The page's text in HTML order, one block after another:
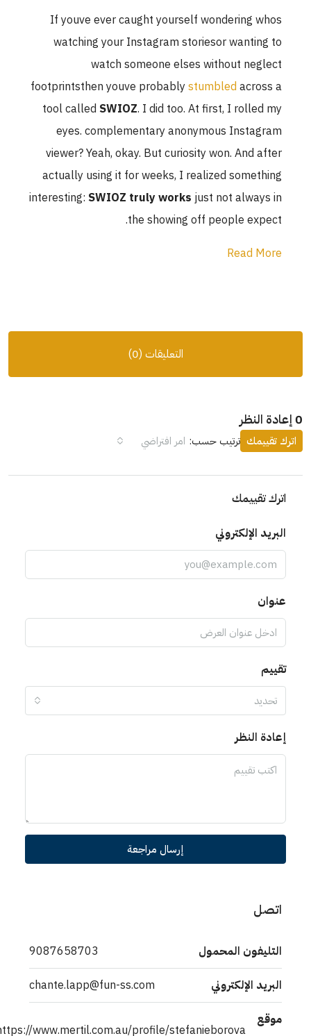
If youve ever caught yourself wondering whos
watching your Instagram storiesor wanting to
watch someone elses without neglect
footprintsthen youve probablystumbledacross a
tool calledSWIOZ . I did too. At first, I rolled my
eyes. complementary anonymous Instagram
viewer? Yeah, okay. But curiosity won. And after
actually using it for weeks, I realized something
interesting:SWIOZ truly worksjust not always in
the showing off people expect.
Read More
التعليقات (0)
0 إعادة النظر
ترتيب حسب: امر افتراضي اترك تقييمك
اترك تقييمك
البريد الإلكتروني
عنوان
تقييم
تحديد
إعادة النظر
إرسال مراجعة
اتصل
التليفون المحمول 9087658703
البريد الإلكتروني chante.lapp@fun-ss.com
موقع
https://www.mertil.com.au/profile/stefanieborova